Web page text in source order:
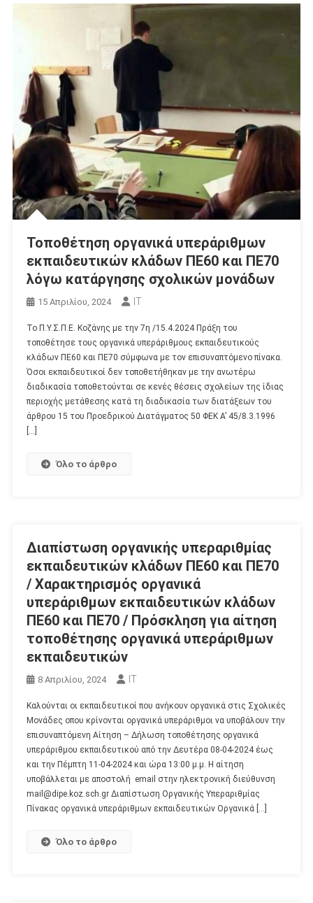
Τοποθέτηση οργανικά υπεράριθμων
εκπαιδευτικών κλάδων ΠΕ60 και ΠΕ70
λόγω κατάργησης σχολικών μονάδων
15 Απριλίου, 2024 IT
Το Π.Υ.Σ.Π.Ε. Κοζάνης με την 7η /15.4.2024 Πράξη του
τοποθέτησε τους οργανικά υπεράριθμους εκπαιδευτικούς
κλάδων ΠΕ60 και ΠΕ70 σύμφωνα με τον επισυναπτόμενο πίνακα.
Όσοι εκπαιδευτικοί δεν τοποθετήθηκαν με την ανωτέρω
διαδικασία τοποθετούνται σε κενές θέσεις σχολείων της ίδιας
περιοχής μετάθεσης κατά τη διαδικασία των διατάξεων του
άρθρου 15 του Προεδρικού Διατάγματος 50 ΦΕΚ Α’ 45/8.3.1996
[…]
Όλο το άρθρο
Διαπίστωση οργανικής υπεραριθμίας
εκπαιδευτικών κλάδων ΠΕ60 και ΠΕ70
/ Χαρακτηρισμός οργανικά
υπεράριθμων εκπαιδευτικών κλάδων
ΠΕ60 και ΠΕ70 / Πρόσκληση για αίτηση
τοποθέτησης οργανικά υπεράριθμων
εκπαιδευτικών
8 Απριλίου, 2024 IT
Καλούνται οι εκπαιδευτικοί που ανήκουν οργανικά στις Σχολικές
Μονάδες oπου κρίνονται οργανικά υπεράριθμοι να υποβάλουν την
επισυναπτόμενη Αίτηση – Δήλωση τοποθέτησης οργανικά
υπεράριθμου εκπαιδευτικού από την Δευτέρα 08-04-2024 έως
και την Πέμπτη 11-04-2024 και ώρα 13:00 μ.μ. Η αίτηση
υποβάλλεται με αποστολή email στην ηλεκτρονική διεύθυνση
mail@dipe.koz.sch.gr Διαπίστωση Οργανικής Υπεραριθμίας
Πίνακας οργανικά υπεράριθμων εκπαιδευτικών Οργανικά […]
Όλο το άρθρο